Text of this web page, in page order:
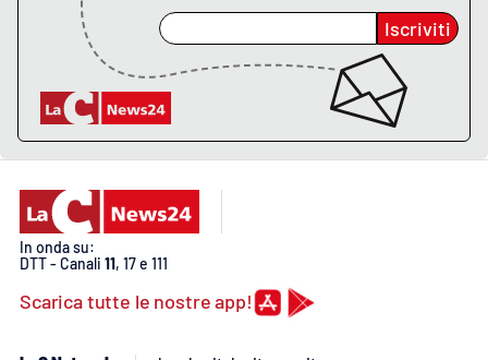
CALABRIAVISIONE
Destinazioni
Eventi
Storie
LAC
Iscriviti
In onda su:
DTT - Canali 11, 17 e 111
Scarica tutte le nostre app!